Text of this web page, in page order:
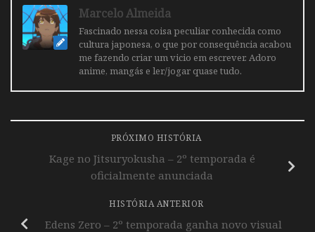
Marcelo Almeida
Fascinado nessa coisa peculiar conhecida como
cultura japonesa, o que por consequência acabou
me fazendo criar um vicio em escrever. Adoro
anime, mangás e ler/jogar quase tudo.
PRÓXIMO HISTÓRIA
Kage no Jitsuryokusha – 2º temporada é
oficialmente anunciada
HISTÓRIA ANTERIOR
Edens Zero – 2º temporada ganha novo visual